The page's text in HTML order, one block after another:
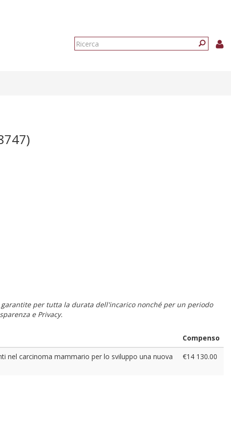
Form
per tutta la durata dell'incarico nonché per un periodo
e Privacy.
Compenso
nel carcinoma mammario per lo sviluppo una nuova
€14 130.00